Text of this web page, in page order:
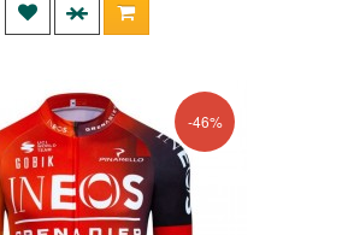
-46%